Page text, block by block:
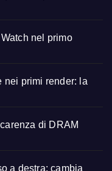
nel primo
nei primi render: la
di DRAM
a destra: cambia